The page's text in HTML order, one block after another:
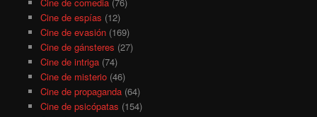
Cine de espías (12)
Cine de evasión(169)
Cine de gánsteres (27)
Cine de intriga(74)
Cine de misterio(46)
Cine de propaganda(64)
Cine de psicópatas (154)